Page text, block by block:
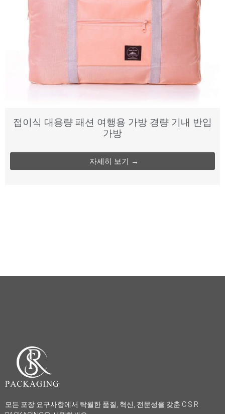
접이식 대용량 패션 여행용 가방 경량 기내 반입
가방
자세히 보기 →
모든 포장 요구사항에서 탁월한 품질, 혁신, 전문성을 갖춘 C.S.R